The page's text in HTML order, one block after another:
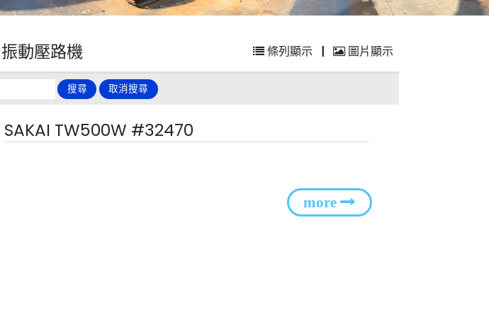
振動壓路機 條列顯示 | 圖片顯示
SAKAI TW500W #32470